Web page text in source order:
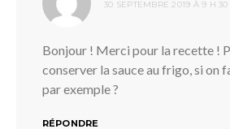
30 SEPTEMBRE 2019 À 9 H
Bonjour ! Merci pour la recette !
conserver la sauce au frigo, si on
par exemple ?
RÉPONDRE